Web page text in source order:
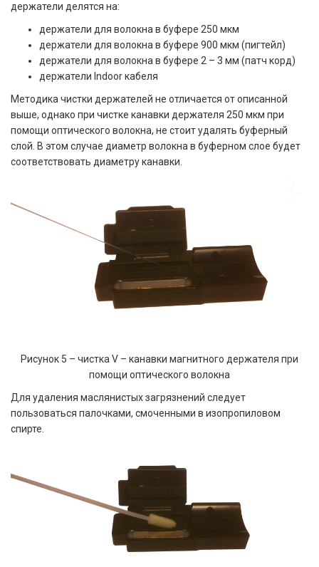
держатели делятся на:
держатели для волокна в буфере 250 мкм
держатели для волокна в буфере 900 мкм (пигтейл)
держатели для волокна в буфере 2 – 3 мм (патч корд)
держатели Indoor кабеля
Методика чистки держателей не отличается от описанной
выше, однако при чистке канавки держателя 250 мкм при
помощи оптического волокна, не стоит удалять буферный
слой. В этом случае диаметр волокна в буферном слое будет
соответствовать диаметру канавки.
Рисунок 5 – чистка V – канавки магнитного держателя при
помощи оптического волокна
Для удаления маслянистых загрязнений следует
пользоваться палочками, смоченными в изопропиловом
спирте.